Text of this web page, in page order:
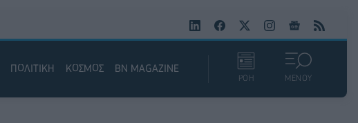
ΠΟΛΙΤΙΚΗ ΚΟΣΜΟΣ BN MAGAZINE
ΡΟΗ ΜΕΝΟΥ